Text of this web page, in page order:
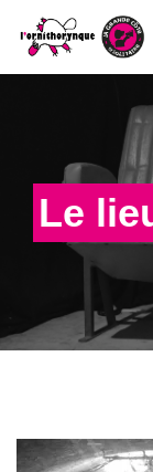
Aller
Le